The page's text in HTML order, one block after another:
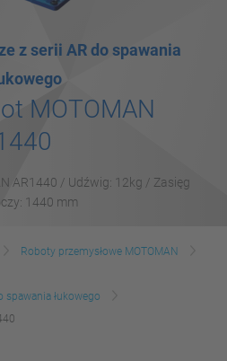
z serii AR do spawania
MOTOMAN
AR1440 / Udźwig: 12kg / Zasięg
1440 mm
Roboty przemysłowe MOTOMAN
spawania łukowego